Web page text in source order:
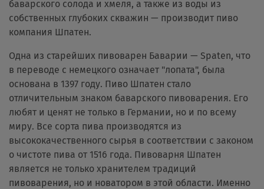
баварского солода и хмеля, а также из воды из
собственных глубоких скважин — производит пиво
компания Шпатен.
Одна из старейших пивоварен Баварии — Spaten, что
в переводе с немецкого означает "лопата", была
основана в 1397 году. Пиво Шпатен стало
отличительным знаком баварского пивоварения. Его
любят и ценят не только в Германии, но и по всему
миру. Все сорта пива производятся из
высококачественного сырья в соответствии с законом
о чистоте пива от 1516 года. Пивоварня Шпатен
является не только хранителем традиций
пивоварения, но и новатором в этой области. Именно